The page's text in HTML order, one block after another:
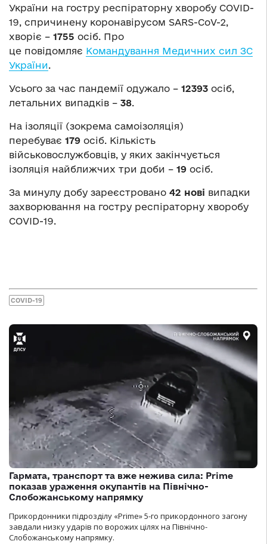
України на гостру респіраторну хворобу COVID-
19, спричинену коронавірусом SARS-CoV-2,
хворіє – 1755 осіб. Про
це повідомляє Командування Медичних сил ЗС
України.
Усього за час пандемії одужало – 12393 осіб,
летальних випадків – 38.
На ізоляції (зокрема самоізоляція)
перебуває 179 осіб. Кількість
військовослужбовців, у яких закінчується
ізоляція найближчих три доби – 19 осіб.
За минулу добу зареєстровано 42 нові випадки
захворювання на гостру респіраторну хворобу
COVID-19.
COVID-19
Гармата, транспорт та вже нежива сила: Prime
показав ураження окупантів на Північно-
Слобожанському напрямку
Прикордонники підрозділу «Prime» 5-го прикордонного загону
завдали низку ударів по ворожих цілях на Північно-
Слобожанському напрямку.